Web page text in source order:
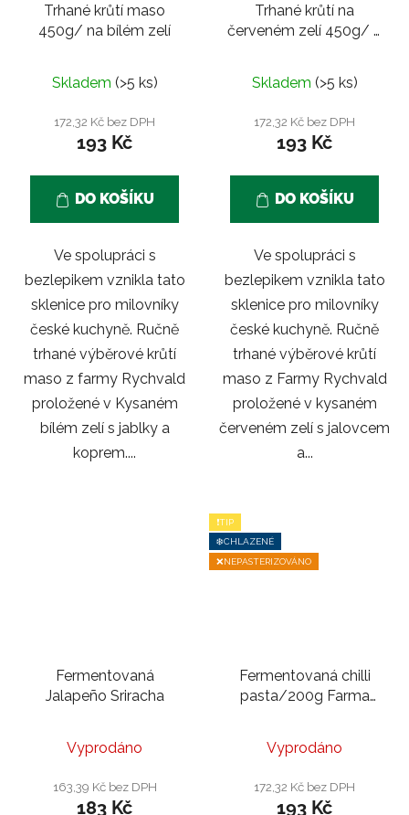
Trhané krůtí maso
450g/ na bílém zelí
Skladem (>5 ks)
172,32 Kč bez DPH
193 Kč
DO KOŠÍKU
Ve spolupráci s
bezlepikem vznikla tato
sklenice pro milovníky
české kuchyně. Ručně
trhané výběrové krůtí
maso z farmy Rychvald
proložené v Kysaném
bílém zelí s jablky a
koprem....
Trhané krůtí na
červeném zelí 450g/ a
Skladem (>5 ks)
172,32 Kč bez DPH
193 Kč
DO KOŠÍKU
Ve spolupráci s
bezlepikem vznikla tato
sklenice pro milovníky
české kuchyně. Ručně
trhané výběrové krůtí
maso z Farmy Rychvald
proložené v kysaném
červeném zelí s jalovcem
a...
Fermentovaná
Jalapeño Sriracha
Vyprodáno
163,39 Kč bez DPH
183 Kč
❗TIP
❄️CHLAZENÉ
❌NEPASTERIZOVÁNO
Fermentovaná chilli
pasta/200g Farma
hodnocení
produktu
je
Vyprodáno
172,32 Kč bez DPH
193 Kč